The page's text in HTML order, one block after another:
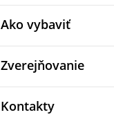
Ako vybaviť
Zverejňovanie
Kontakty